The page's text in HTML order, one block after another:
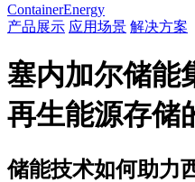
ContainerEnergy
产品展示 应用场景 解决方案
塞内加尔储能
再生能源存储
储能技术如何助力